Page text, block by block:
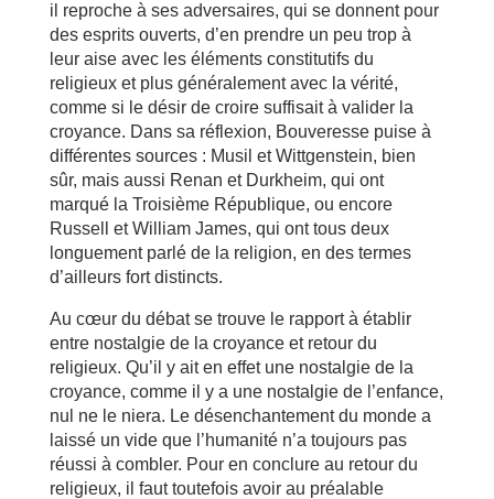
il reproche à ses adversaires, qui se donnent pour
des esprits ouverts, d’en prendre un peu trop à
leur aise avec les éléments constitutifs du
religieux et plus généralement avec la vérité,
comme si le désir de croire suffisait à valider la
croyance. Dans sa réflexion, Bouveresse puise à
différentes sources : Musil et Wittgenstein, bien
sûr, mais aussi Renan et Durkheim, qui ont
marqué la Troisième République, ou encore
Russell et William James, qui ont tous deux
longuement parlé de la religion, en des termes
d’ailleurs fort distincts.
Au cœur du débat se trouve le rapport à établir
entre nostalgie de la croyance et retour du
religieux. Qu’il y ait en effet une nostalgie de la
croyance, comme il y a une nostalgie de l’enfance,
nul ne le niera. Le désenchantement du monde a
laissé un vide que l’humanité n’a toujours pas
réussi à combler. Pour en conclure au retour du
religieux, il faut toutefois avoir au préalable